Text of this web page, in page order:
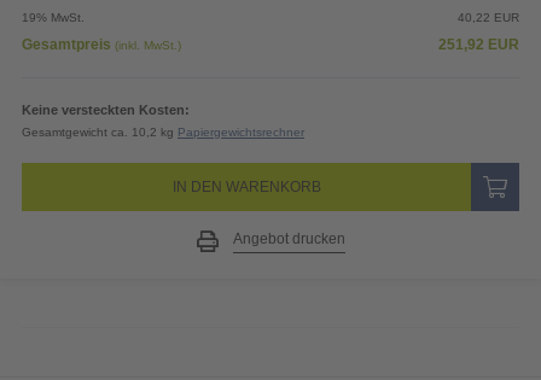
19% MwSt. 40,22 EUR
Gesamtpreis (inkl. MwSt.) 251,92 EUR
Keine versteckten Kosten:
Gesamtgewicht ca. 10,2 kg Papiergewichtsrechner
IN DEN WARENKORB
Angebot drucken